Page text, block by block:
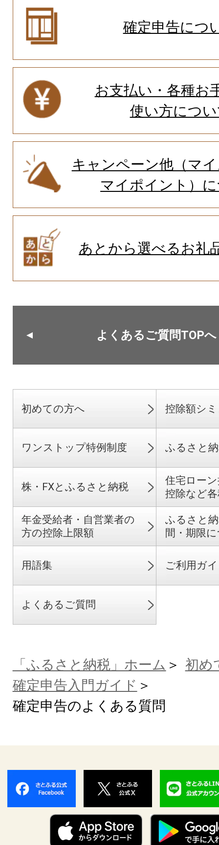
確定申告につ
お支払い・各種お
使い方につ
キャンペーン他（マ
マイポイント）
あとから選べるお礼
よくあるご質問TOPへ
初めての方へ 控除額シ
ワンストップ特例制度 ふるさと
株・FXとふるさと納税
住宅ロー
控除など
年金受給者・自営業者の
方の控除上限額
ふるさと
間・期限
用語集 ご利用ガ
よくあるご質問
「ふるさと納税」ホーム
初め
確定申告入門ガイド
確定申告のよくある質問